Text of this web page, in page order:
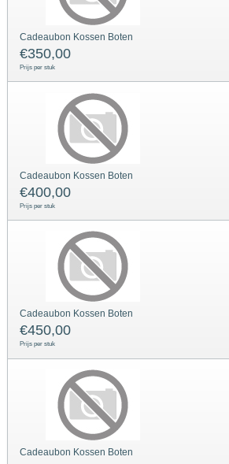
Cadeaubon Kossen Boten
€350,00
Prijs per stuk
Cadeaubon Kossen Boten
€400,00
Prijs per stuk
Cadeaubon Kossen Boten
€450,00
Prijs per stuk
Cadeaubon Kossen Boten